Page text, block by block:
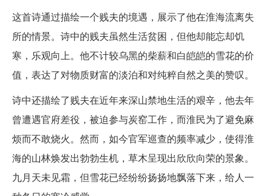
这首诗通过描绘一个贱夫的境遇，展示了他在淮海流离失
所的情景。诗中的贱夫虽然生活贫困，但他却能忘却饥
寒，乐观向上。他不计较乌黑的柴薪和白皑皑的雪花的价
值，表达了对物质财富的淡泊和对纯粹自然之美的赞叹。
诗中还描绘了贱夫在近年来深山禁地生活的艰辛，他去年
曾遭遇官府差役，被迫参与炭窑工作，而淮民为了避免麻
烦而不敢烧火。然而，如今官军巡查的频率减少，使得淮
海的山林焕发出勃勃生机，草木呈现出欣欣向荣的景象。
九月天未见霜，但雪花已经纷纷扬扬地飘落下来，给人一